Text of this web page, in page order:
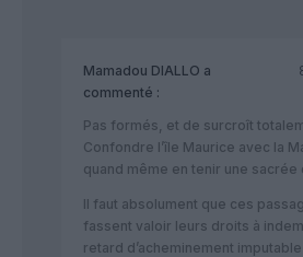
Mamadou DIALLO a
commenté :
Pas formés, et de surcroît
Confondre l’île Maurice avec la
quand même en tenir une sacrée
Il faut absolument que ces
fassent valoir leurs droits à
retard d’acheminement imputable